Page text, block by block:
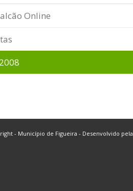
Online
- Município de Figueira - Desenvolvido pela